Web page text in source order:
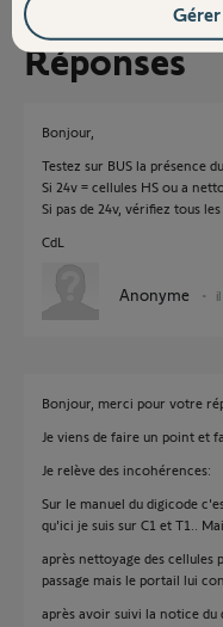
Réponses
Bonjour,
Testez sur BUS la présence
Si 24v = cellules HS ou a
Si pas de 24v, vérifiez tous
CdL
Anonyme
Bonjour, merci pour votre
Je viens de faire un point et
Je relève des incohérences:
Sur le manuel du digicode
qu'ici je suis sur C1 et T1..
après nettoyage des
passage mais le portail lui
après avoir suivi la notice